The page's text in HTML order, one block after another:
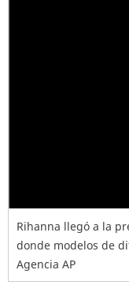
Rihanna llegó a la
donde modelos de
Agencia AP